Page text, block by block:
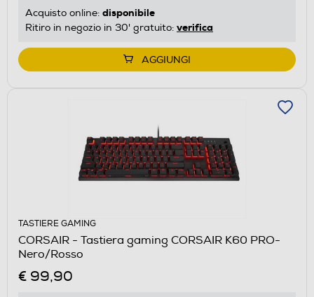
Acquisto online: disponibile
Ritiro in negozio in 30' gratuito: verifica
AGGIUNGI
TASTIERE GAMING
CORSAIR - Tastiera gaming CORSAIR K60 PRO-
Nero/Rosso
€ 99,90